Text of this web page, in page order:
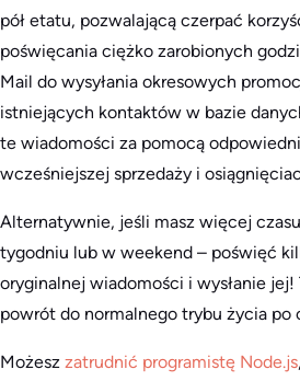
pół etatu, pozwalającą czerpać
poświęcania ciężko zarobionych
Mail do wysyłania okresowych
istniejących kontaktów w bazie
te wiadomości za pomocą
wcześniejszej sprzedaży i
Alternatywnie, jeśli masz więcej
tygodniu lub w weekend – poświęć
oryginalnej wiadomości i wysłanie jej!
powrót do normalnego trybu życia po
Możesz zatrudnić programistę Node.js